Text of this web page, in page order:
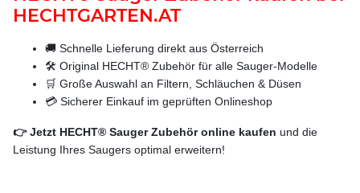
HECHTGARTEN.AT
🚚 Schnelle Lieferung direkt aus Österreich
🛠️ Original HECHT® Zubehör für alle Sauger-Modelle
🛒 Große Auswahl an Filtern, Schläuchen & Düsen
💳 Sicherer Einkauf im geprüften Onlineshop
👉 Jetzt HECHT® Sauger Zubehör online kaufen und die
Leistung Ihres Saugers optimal erweitern!